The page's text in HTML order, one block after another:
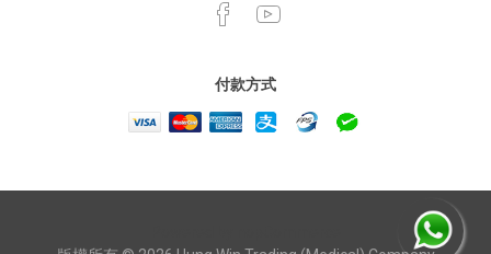
付款方式